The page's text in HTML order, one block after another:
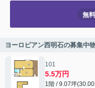
無料
ヨーロピアン西明石の募集中
101
5.5万円
1階 / 9.07坪